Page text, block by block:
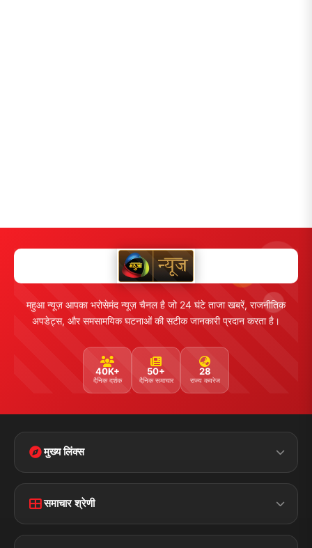
महुआ न्यूज़ आपका भरोसेमंद न्यूज़ चैनल है जो 24 घंटे ताजा खबरें, राजनीतिक
अपडेट्स, और समसामयिक घटनाओं की सटीक जानकारी प्रदान करता है।
40K+
दैनिक दर्शक
50+
दैनिक समाचार
28
राज्य कवरेज
मुख्य लिंक्स
Disclaimer
Terms &
समाचार श्रेणी